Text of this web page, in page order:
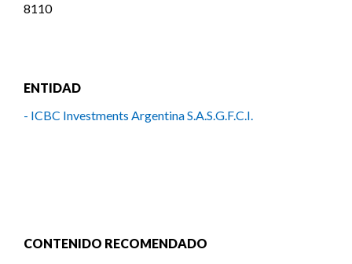
8110
ENTIDAD
- ICBC Investments Argentina S.A.S.G.F.C.I.
CONTENIDO RECOMENDADO